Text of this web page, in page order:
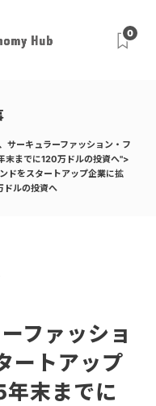
0
サーキュラーファッション・フ
末までに120万ドルの投資へ">
ドをスタートアップ企業に拡
ルの投資へ
ファッショ
ートアップ
末までに